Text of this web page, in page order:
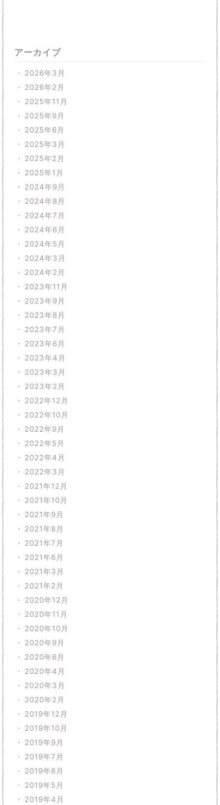
アーカイブ
2026年3月
2026年2月
2025年11月
2025年9月
2025年6月
2025年3月
2025年2月
2025年1月
2024年9月
2024年8月
2024年7月
2024年6月
2024年5月
2024年3月
2024年2月
2023年11月
2023年9月
2023年8月
2023年7月
2023年6月
2023年4月
2023年3月
2023年2月
2022年12月
2022年10月
2022年9月
2022年5月
2022年4月
2022年3月
2021年12月
2021年10月
2021年9月
2021年8月
2021年7月
2021年6月
2021年3月
2021年2月
2020年12月
2020年11月
2020年10月
2020年9月
2020年6月
2020年4月
2020年3月
2020年2月
2019年12月
2019年10月
2019年9月
2019年7月
2019年6月
2019年5月
2019年4月